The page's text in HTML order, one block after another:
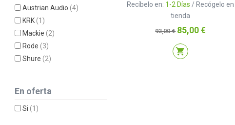
Austrian Audio(4)
KRK(1)
Mackie(2)
Rode(3)
Shure(2)
En oferta
Si(1)
Recíbelo en: 1-2 Días/ Recógelo en
tienda
Precio
base
93,00 € Precio
85,00 €
shopping_cart